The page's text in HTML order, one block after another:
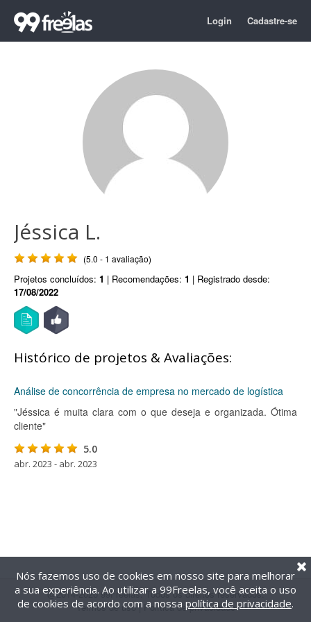
Login Cadastre-se
Jéssica L.
(5.0 - 1 avaliação)
Projetos concluídos: 1 | Recomendações: 1 | Registrado desde:
17/08/2022
Histórico de projetos & Avaliações:
Análise de concorrência de empresa no mercado de logística
"Jéssica é muita clara com o que deseja e organizada. Ótima
cliente"
5.0
abr. 2023 - abr. 2023
@2014-2026 99Freelas. Todos os direitos reservados.
Termos de uso| Política de privacidade
Nós fazemos uso de cookies em nosso site para melhorar
a sua experiência. Ao utilizar a 99Freelas, você aceita o uso
de cookies de acordo com a nossa política de privacidade.